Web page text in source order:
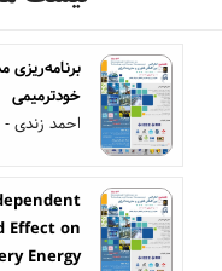
برنامه‌ریزی
خود‌ترمیمی
احمد زندی
Effect on
Energy